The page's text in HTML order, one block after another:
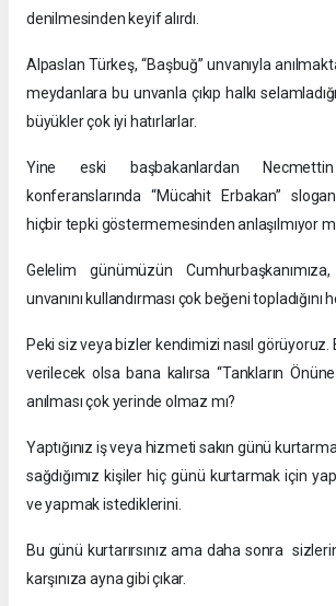
denilmesinden keyif alırdı.
Alpaslan Türkeş, “Başbuğ” unvanıyla
meydanlara bu unvanla çıkıp halkı
büyükler çok iyi hatırlarlar.
Yine eski başbakanlardan
konferanslarında “Mücahit Erbakan”
hiçbir tepki göstermemesinden anlaşılmıyor
Gelelim günümüzün
unvanını kullandırması çok beğeni topladığını
Peki siz veya bizler kendimizi nasıl görüyoruz.
verilecek olsa bana kalırsa “Tankların
anılması çok yerinde olmaz mı?
Yaptığınız iş veya hizmeti sakın günü
sağdığımız kişiler hiç günü kurtarmak için
ve yapmak istediklerini.
Bu günü kurtarırsınız ama daha sonra sizlerin
karşınıza ayna gibi çıkar.